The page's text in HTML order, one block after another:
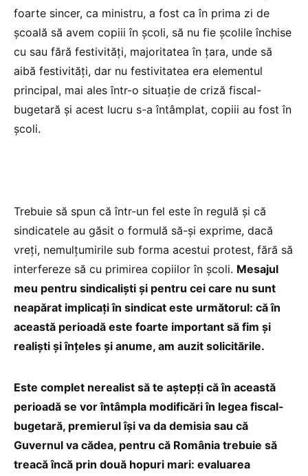
foarte sincer, ca ministru, a fost ca în prima zi de
școală să avem copiii în școli, să nu fie școlile închise
cu sau fără festivități, majoritatea în țara, unde să
aibă festivități, dar nu festivitatea era elementul
principal, mai ales într-o situație de criză fiscal-
bugetară și acest lucru s-a întâmplat, copiii au fost în
școli.
Trebuie să spun că într-un fel este în regulă și că
sindicatele au găsit o formulă să-și exprime, dacă
vreți, nemulțumirile sub forma acestui protest, fără să
interfereze să cu primirea copiilor în școli. Mesajul
meu pentru sindicaliști și pentru cei care nu sunt
neapărat implicați în sindicat este următorul: că în
această perioadă este foarte important să fim și
realiști și înțeles și anume, am auzit solicitările.
Este complet nerealist să te aștepți că în această
perioadă se vor întâmpla modificări în legea fiscal-
bugetară, premierul își va da demisia sau că
Guvernul va cădea, pentru că România trebuie să
treacă încă prin două hopuri mari: evaluarea